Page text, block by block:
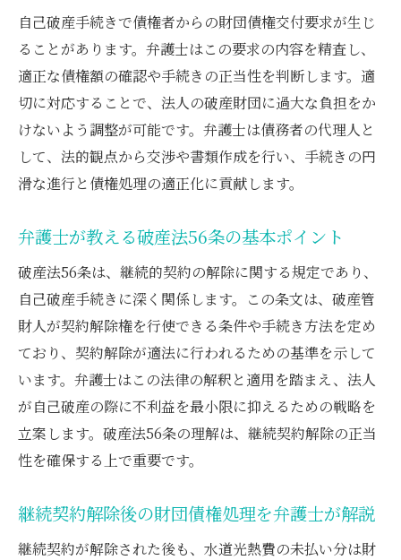
自己破産手続きで債権者からの財団債権交付要求が生じ
ることがあります。弁護士はこの要求の内容を精査し、
適正な債権額の確認や手続きの正当性を判断します。適
切に対応することで、法人の破産財団に過大な負担をか
けないよう調整が可能です。弁護士は債務者の代理人と
して、法的観点から交渉や書類作成を行い、手続きの円
滑な進行と債権処理の適正化に貢献します。
弁護士が教える破産法56条の基本ポイント
破産法56条は、継続的契約の解除に関する規定であり、
自己破産手続きに深く関係します。この条文は、破産管
財人が契約解除権を行使できる条件や手続き方法を定め
ており、契約解除が適法に行われるための基準を示して
います。弁護士はこの法律の解釈と適用を踏まえ、法人
が自己破産の際に不利益を最小限に抑えるための戦略を
立案します。破産法56条の理解は、継続契約解除の正当
性を確保する上で重要です。
継続契約解除後の財団債権処理を弁護士が解説
継続契約が解除された後も、水道光熱費の未払い分は財